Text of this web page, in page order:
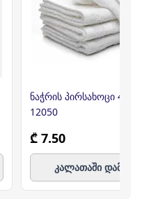
ნაჭრის პირსახოცი
12050
₾ 7.50
კალათაში